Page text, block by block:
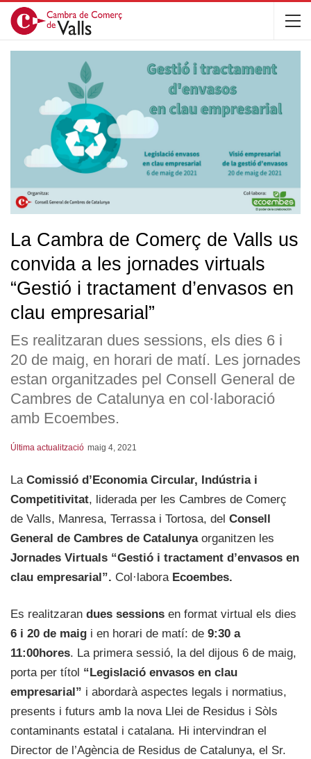
La Cambra de Comerç de Valls us
convida a les jornades virtuals
“Gestió i tractament d’envasos en
clau empresarial”
Es realitzaran dues sessions, els dies 6 i
20 de maig, en horari de matí. Les jornades
estan organitzades pel Consell General de
Cambres de Catalunya en col·laboració
amb Ecoembes.
Última actualització maig 4, 2021
La Comissió d’Economia Circular, Indústria i
Competitivitat, liderada per les Cambres de Comerç
de Valls, Manresa, Terrassa i Tortosa, del Consell
General de Cambres de Catalunya organitzen les
Jornades Virtuals “Gestió i tractament d’envasos en
clau empresarial”. Col·labora Ecoembes.
Es realitzaran dues sessions en format virtual els dies
6 i 20 de maig i en horari de matí: de 9:30 a
11:00hores. La primera sessió, la del dijous 6 de maig,
porta per títol “Legislació envasos en clau
empresarial” i abordarà aspectes legals i normatius,
presents i futurs amb la nova Llei de Residus i Sòls
contaminants estatal i catalana. Hi intervindran el
Director de l’Agència de Residus de Catalunya, el Sr.